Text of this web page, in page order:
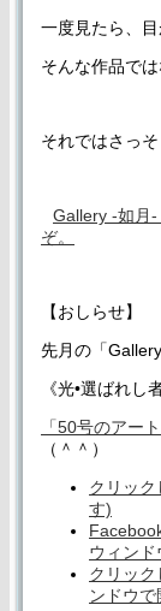
一度見たら、
そんな作品で
それではさっ
Gallery -如月-
ぞ。
【おしらせ】
先月の「
《光•選ばれし
「50号のアー
（＾＾）
クリッ
す)
ウィンド
クリッ
ンドウ